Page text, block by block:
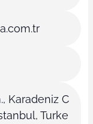
Karadeniz C
Turke